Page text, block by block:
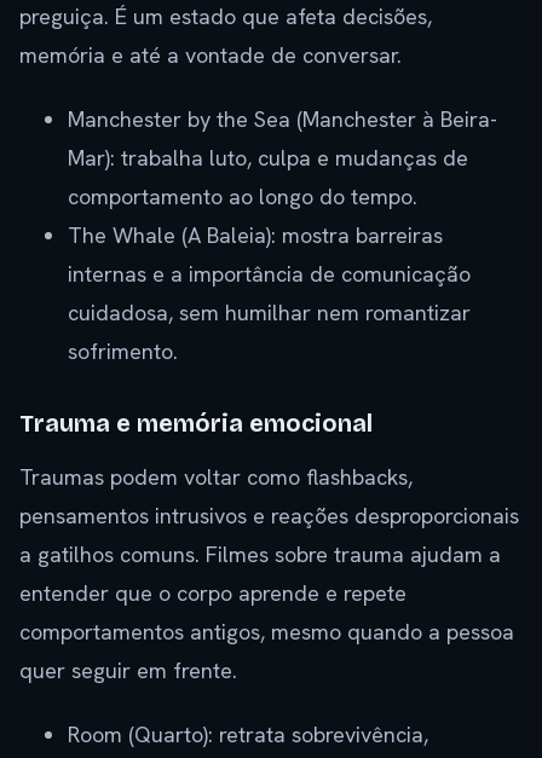
preguiça. É um estado que afeta decisões,
memória e até a vontade de conversar.
Manchester by the Sea (Manchester à Beira-
Mar): trabalha luto, culpa e mudanças de
comportamento ao longo do tempo.
The Whale (A Baleia): mostra barreiras
internas e a importância de comunicação
cuidadosa, sem humilhar nem romantizar
sofrimento.
Trauma e memória emocional
Traumas podem voltar como flashbacks,
pensamentos intrusivos e reações desproporcionais
a gatilhos comuns. Filmes sobre trauma ajudam a
entender que o corpo aprende e repete
comportamentos antigos, mesmo quando a pessoa
quer seguir em frente.
Room (Quarto): retrata sobrevivência,